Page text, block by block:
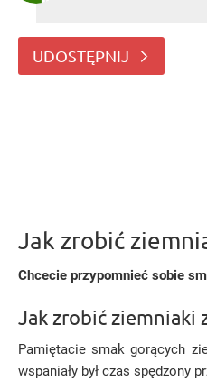
zrobić ziemniaki z
UDOSTĘPNIJ
Jak zrobić
Chcecie przypomnieć sobie
Jak zrobić ziemniaki
Pamiętacie smak gorących
wspaniały był czas spędzony